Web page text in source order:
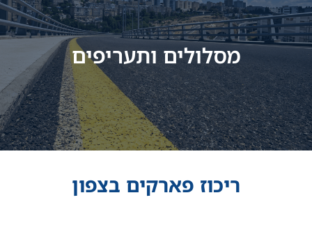
מסלולים ותעריפים
ריכוז פארקים בצפון